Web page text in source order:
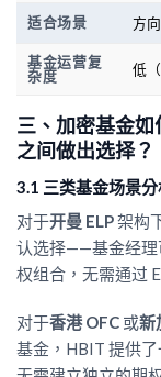
适合场景 方
基金运营复
杂度
低
三、加密基金如
之间做出选择？
3.1 三类基金场景
对于开曼 ELP架构
认选择——基金经理
权组合，无需通过
对于香港OFC 或新
基金，HBIT 提供